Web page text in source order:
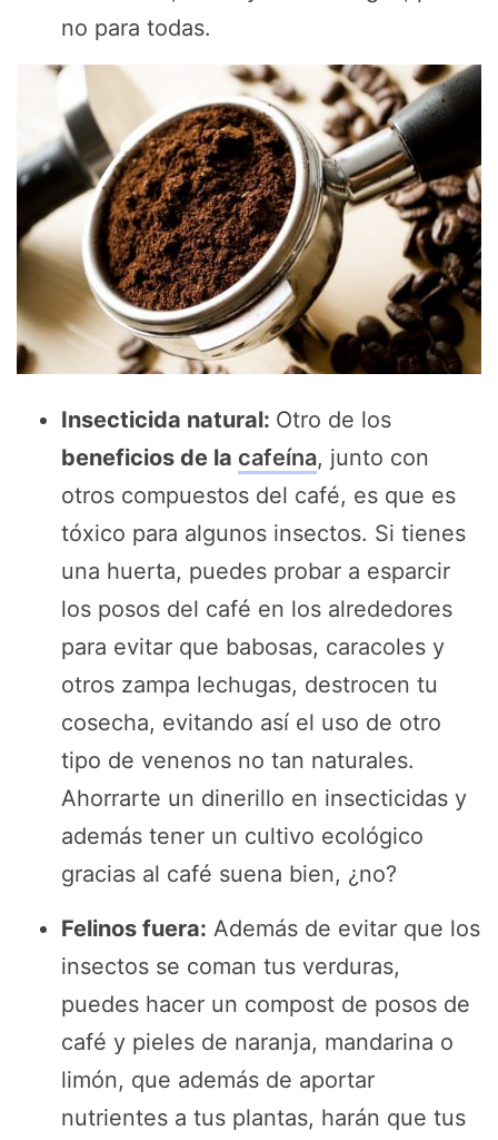
no para todas.
Insecticida natural: Otro de los
beneficios de la cafeína, junto con
otros compuestos del café, es que es
tóxico para algunos insectos. Si tienes
una huerta, puedes probar a esparcir
los posos del café en los alrededores
para evitar que babosas, caracoles y
otros zampa lechugas, destrocen tu
cosecha, evitando así el uso de otro
tipo de venenos no tan naturales.
Ahorrarte un dinerillo en insecticidas y
además tener un cultivo ecológico
gracias al café suena bien, ¿no?
Felinos fuera: Además de evitar que los
insectos se coman tus verduras,
puedes hacer un compost de posos de
café y pieles de naranja, mandarina o
limón, que además de aportar
nutrientes a tus plantas, harán que tus